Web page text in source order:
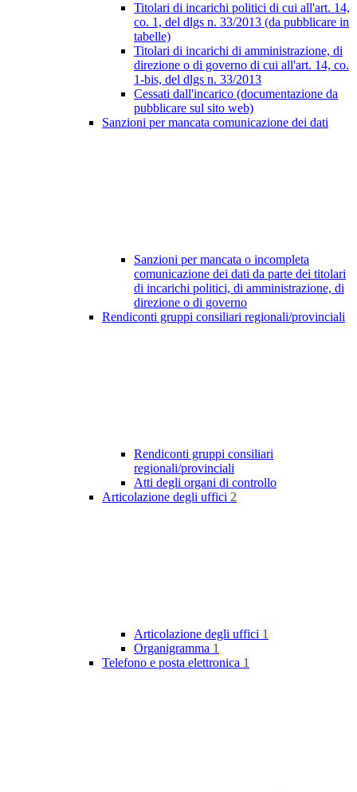
Titolari di incarichi politici di cui all'art. 14,
co. 1, del dlgs n. 33/2013 (da pubblicare in
tabelle)
Titolari di incarichi di amministrazione, di
direzione o di governo di cui all'art. 14, co.
1-bis, del dlgs n. 33/2013
Cessati dall'incarico (documentazione da
pubblicare sul sito web)
Sanzioni per mancata comunicazione dei dati
Sanzioni per mancata o incompleta
comunicazione dei dati da parte dei titolari
di incarichi politici, di amministrazione, di
direzione o di governo
Rendiconti gruppi consiliari regionali/provinciali
Rendiconti gruppi consiliari
regionali/provinciali
Atti degli organi di controllo
Articolazione degli uffici 2
Articolazione degli uffici 1
Organigramma 1
Telefono e posta elettronica 1